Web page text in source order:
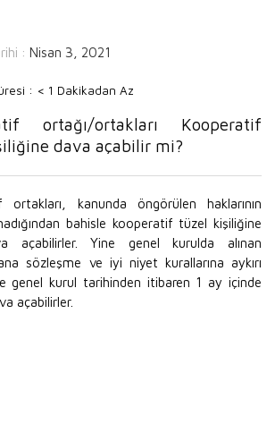
: Nisan 3, 2021
: < 1 Dakikadan Az
ortağı/ortakları Kooperatif
dava açabilir mi?
ortakları, kanunda öngörülen haklarının
bahisle kooperatif tüzel kişiliğine
açabilirler. Yine genel kurulda alınan
sözleşme ve iyi niyet kurallarına aykırı
genel kurul tarihinden itibaren 1 ay içinde
açabilirler.